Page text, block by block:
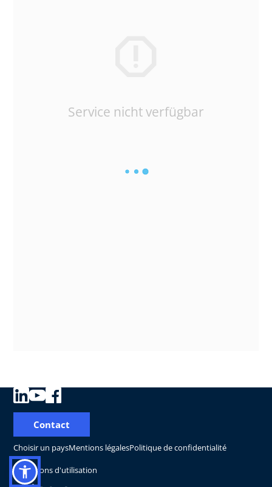
Service nicht verfügbar
Choisir un paysMentions légalesPolitique de confidentialité
Conditions d'utilisation
Contact